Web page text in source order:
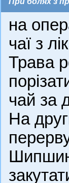
на
чаї з
Трава
чай за
На